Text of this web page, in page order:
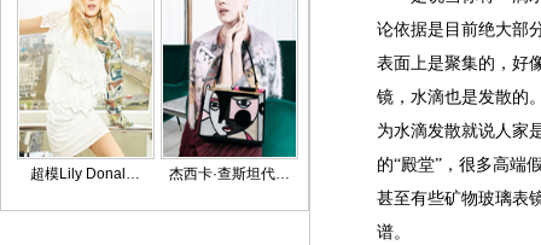
超模Lily Donal… 杰西卡·查斯坦代…
论依据是目前绝大部
表面上是聚集的，好
镜，水滴也是发散的
为水滴发散就说人家
的“殿堂”，很多高端
甚至有些矿物玻璃表
谱。